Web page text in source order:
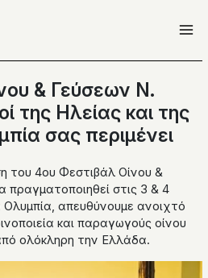
& Γεύσεων Ν.
της Ηλείας και της
σας περιμένει
του 4ου Φεστιβάλ Οίνου &
στις 3 & 4
Ολυμπία, απευθύνουμε ανοιχτό
και παραγωγούς οίνου
ολόκληρη την Ελλάδα.